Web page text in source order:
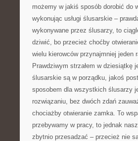
możemy w jakiś sposób dorobić do
wykonując usługi ślusarskie –
wykonywane przez ślusarzy, to
dziwić, bo przecież choćby
wielu kierowców przynajmniej jeden
Prawdziwym strzałem w dziesiątkę
ślusarskie są w porządku, jakoś
sposobem dla wszystkich ślusarzy
rozwiązaniu, bez dwóch zdań
chociażby otwieranie zamka. To
przebywamy w pracy, to jednak
zbytnio przesadzać – przecież nie